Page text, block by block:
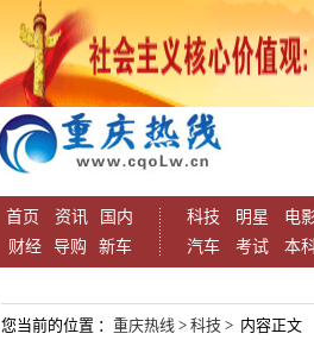
首页 资讯
国内
财经
导购 新车
科技 明星
电
汽车
考试 本
您当前的位置 ： 重庆热线 > 科技 > 内容正文